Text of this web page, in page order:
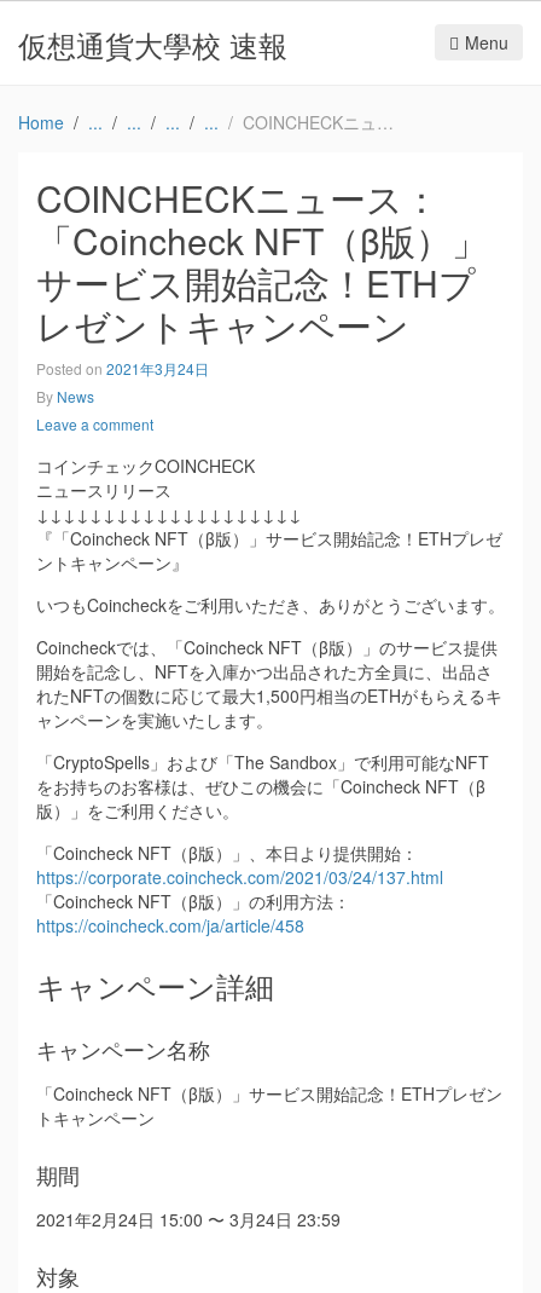
仮想通貨大學校 速報 Menu
Home COINCHECKニュース：「Coincheck NFT（β版）」サービス開始記念！ETHプレゼントキャンペーン
COINCHECKニュース：
「Coincheck NFT（β版）」
サービス開始記念！ETHプ
レゼントキャンペーン
Posted on 2021年3月24日
By News
Leave a comment
コインチェックCOINCHECK
ニュースリリース
↓↓↓↓↓↓↓↓↓↓↓↓↓↓↓↓↓↓↓↓
『「Coincheck NFT（β版）」サービス開始記念！ETHプレゼ
ントキャンペーン』
いつもCoincheckをご利用いただき、ありがとうございます。
Coincheckでは、「Coincheck NFT（β版）」のサービス提供
開始を記念し、NFTを入庫かつ出品された方全員に、出品さ
れたNFTの個数に応じて最大1,500円相当のETHがもらえるキ
ャンペーンを実施いたします。
「CryptoSpells」および「The Sandbox」で利用可能なNFT
をお持ちのお客様は、ぜひこの機会に「Coincheck NFT（β
版）」をご利用ください。
「Coincheck NFT（β版）」、本日より提供開始：
https://corporate.coincheck.com/2021/03/24/137.html
「Coincheck NFT（β版）」の利用方法：
https://coincheck.com/ja/article/458
キャンペーン詳細
キャンペーン名称
「Coincheck NFT（β版）」サービス開始記念！ETHプレゼン
トキャンペーン
期間
2021年2月24日 15:00 〜 3月24日 23:59
対象